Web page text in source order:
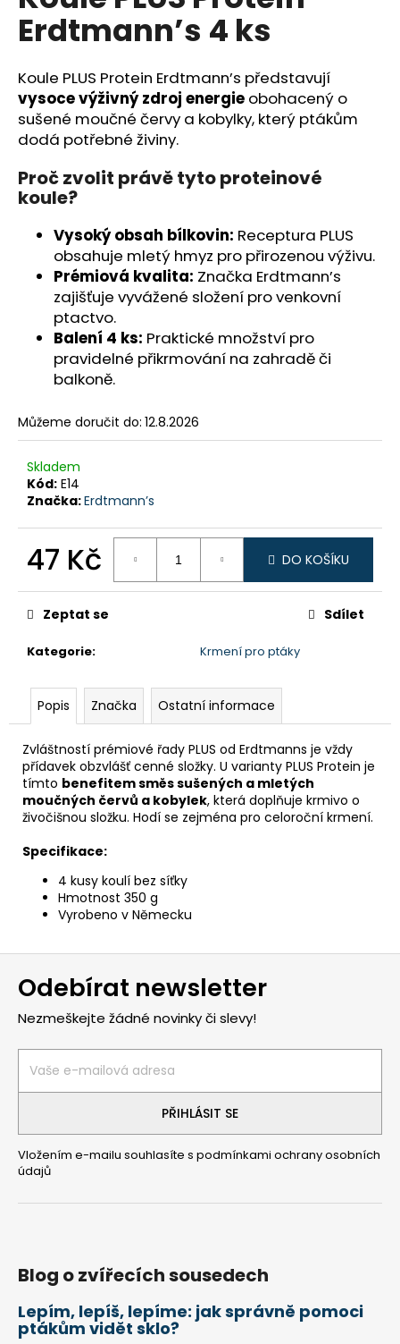
0,0
hvězdiček.
Erdtmann’s 4 ks
Koule PLUS Protein Erdtmann’s představují
vysoce výživný zdroj energie obohacený o
sušené moučné červy a kobylky, který ptákům
dodá potřebné živiny.
Proč zvolit právě tyto proteinové
koule?
Vysoký obsah bílkovin: Receptura PLUS
obsahuje mletý hmyz pro přirozenou výživu.
Prémiová kvalita: Značka Erdtmann’s
zajišťuje vyvážené složení pro venkovní
ptactvo.
Balení 4 ks: Praktické množství pro
pravidelné přikrmování na zahradě či
balkoně.
Můžeme doručit do: 12.8.2026
Skladem
Kód: E14
Značka:Erdtmann’s
47 Kč DO KOŠÍKU
Kategorie: Krmení pro ptáky
Zeptat se Sdílet
Popis Značka Ostatní informace
Zvláštností prémiové řady PLUS od Erdtmanns je vždy
přídavek obzvlášť cenné složky. U varianty PLUS Protein je
tímto benefitem směs sušených a mletých
moučných červů a kobylek, která doplňuje krmivo o
živočišnou složku. Hodí se zejména pro celoroční krmení.
Specifikace:
4 kusy koulí bez síťky
Hmotnost 350 g
Vyrobeno v Německu
a
j
í
t
?
u
j
e
m
e
Odebírat newsletter
Nezmeškejte žádné novinky či slevy!
PŘIHLÁSIT SE
Vložením e-mailu souhlasíte s podmínkami ochrany osobních
údajů
Blog o zvířecích sousedech
Lepím, lepíš, lepíme: jak správně pomoci
ptákům vidět sklo?